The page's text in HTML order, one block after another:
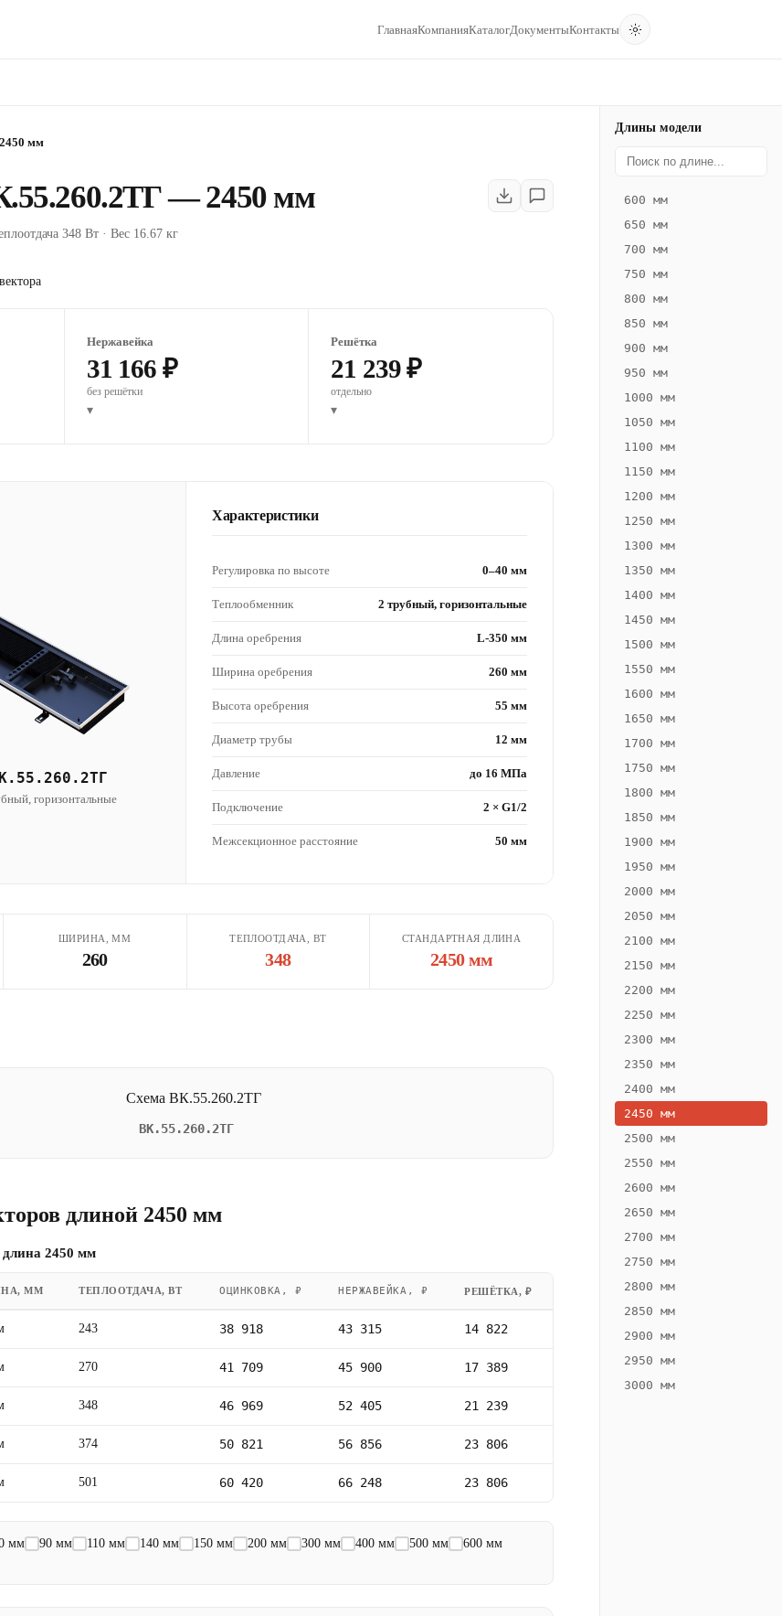
ГлавнаяКомпанияКаталогДокументыКонтакты
2450 мм
— 2450 мм
348 Вт · Вес 16.67 кг
Нержавейка
31 166 ₽
без решётки
▾
Решётка
21 239 ₽
отдельно
▾
горизонтальные
Характеристики
Регулировка по высоте 0–40 мм
Теплообменник 2 трубный, горизонтальные
Длина оребрения L-350 мм
Ширина оребрения 260 мм
Высота оребрения 55 мм
Диаметр трубы 12 мм
Давление до 16 МПа
Подключение 2 × G1/2
Межсекционное расстояние 50 мм
ШИРИНА, ММ
260
ТЕПЛООТДАЧА, ВТ
348
СТАНДАРТНАЯ ДЛИНА
2450 мм
ВК.55.260.2ТГ
длиной 2450 мм
2450 мм
ММ ТЕПЛООТДАЧА, ВТ ОЦИНКОВКА, ₽ НЕРЖАВЕЙКА, ₽ РЕШЁТКА, ₽
243 38 918 43 315 14 822
270 41 709 45 900 17 389
348 46 969 52 405 21 239
374 50 821 56 856 23 806
501 60 420 66 248 23 806
мм 90 мм 110 мм 140 мм 150 мм 200 мм 300 мм 400 мм 500 мм 600 мм
Длины модели
600 мм
650 мм
700 мм
750 мм
800 мм
850 мм
900 мм
950 мм
1000 мм
1050 мм
1100 мм
1150 мм
1200 мм
1250 мм
1300 мм
1350 мм
1400 мм
1450 мм
1500 мм
1550 мм
1600 мм
1650 мм
1700 мм
1750 мм
1800 мм
1850 мм
1900 мм
1950 мм
2000 мм
2050 мм
2100 мм
2150 мм
2200 мм
2250 мм
2300 мм
2350 мм
2400 мм
2450 мм
2500 мм
2550 мм
2600 мм
2650 мм
2700 мм
2750 мм
2800 мм
2850 мм
2900 мм
2950 мм
3000 мм